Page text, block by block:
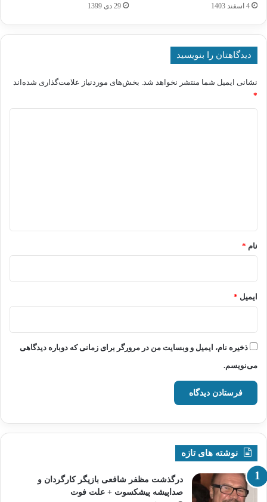
4 اسفند 1403 29 دی 1399
دیدگاهتان را بنویسید
نشانی ایمیل شما منتشر نخواهد شد. بخش‌های موردنیاز علامت‌گذاری شده‌اند
*
نام *
ایمیل *
ذخیره نام، ایمیل و وبسایت من در مرورگر برای زمانی که دوباره دیدگاهی
می‌نویسم.
نوشته های تازه
درگذشت مظفر شافعی بازیگر کارگردان و
صداپیشه پیشکسوت + علت فوت